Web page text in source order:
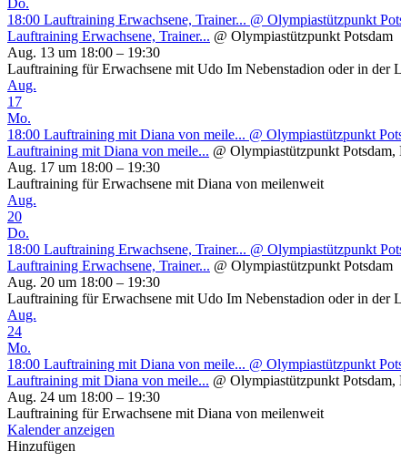
Do.
18:00 Lauftraining Erwachsene, Trainer... @ Olympiastützpunkt
Lauftraining Erwachsene, Trainer... @ Olympiastützpunkt Potsdam
Aug. 13 um 18:00 – 19:30
Lauftraining für Erwachsene mit Udo Im Nebenstadion oder in
Aug.
17
Mo.
18:00 Lauftraining mit Diana von meile... @ Olympiastützpunkt
Lauftraining mit Diana von meile... @ Olympiastützpunkt
Aug. 17 um 18:00 – 19:30
Lauftraining für Erwachsene mit Diana von meilenweit
Aug.
20
Do.
18:00 Lauftraining Erwachsene, Trainer... @ Olympiastützpunkt
Lauftraining Erwachsene, Trainer... @ Olympiastützpunkt Potsdam
Aug. 20 um 18:00 – 19:30
Lauftraining für Erwachsene mit Udo Im Nebenstadion oder in
Aug.
24
Mo.
18:00 Lauftraining mit Diana von meile... @ Olympiastützpunkt
Lauftraining mit Diana von meile... @ Olympiastützpunkt
Aug. 24 um 18:00 – 19:30
Lauftraining für Erwachsene mit Diana von meilenweit
Kalender anzeigen
Hinzufügen